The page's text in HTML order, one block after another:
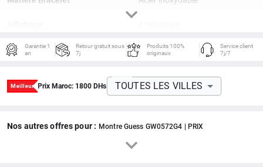
Diamètre Boitier 42 mm
Garantie 1
an
Retour gratuit sous
7j
Produits 100%
originaux
Service client
7j/7
Prix Maroc: 1800DHs TOUTES LES VILLES
Nos autres offres pour : Montre Guess GW0572G4 | PRIX